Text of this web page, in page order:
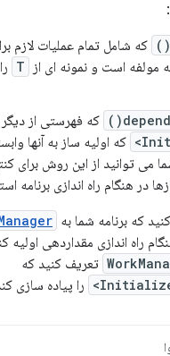
که شامل تمام عملیات لازم
مولفه است و نمونه ای از
T
که فهرستی از دیگر
که اولیه ساز به آنها
می توانید از این روش برای
در هنگام راه اندازی برنامه
که برنامه شما به
راه اندازی مقداردهی
تعریف کنید که
را پیاده سازی